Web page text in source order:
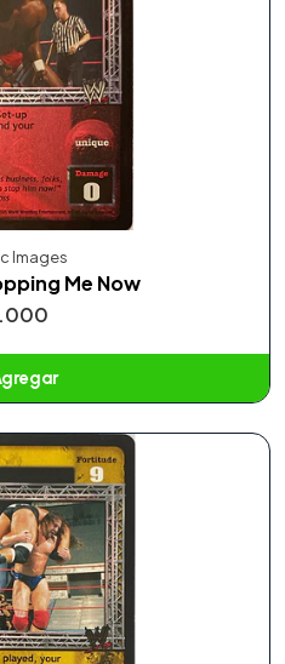
Images
Me Now